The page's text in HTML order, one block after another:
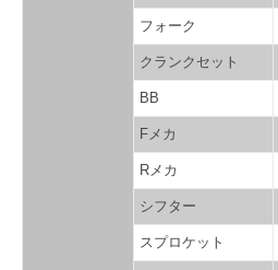
フォーク
クランクセット
BB
Fメカ
Rメカ
シフター
スプロケット